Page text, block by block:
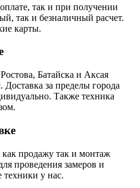
так и при получении
так и безналичный расчет.
карты.
Батайска и Аксая
Доставка за пределы города
Также техника
продажу так и монтаж
проведения замеров и
техники у нас.